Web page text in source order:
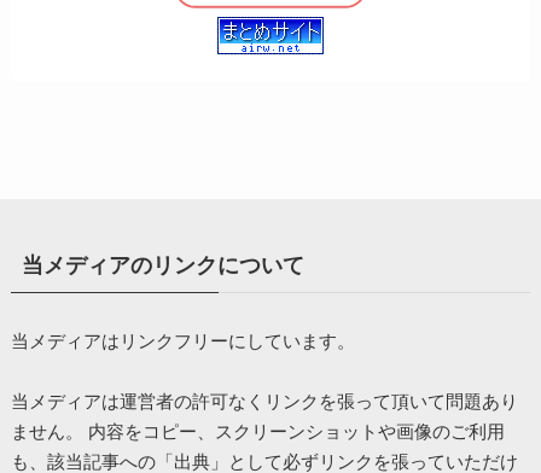
当メディアのリンクについて
当メディアはリンクフリーにしています。
当メディアは運営者の許可なくリンクを張って頂いて問題あり
ません。 内容をコピー、スクリーンショットや画像のご利用
も、該当記事への「出典」として必ずリンクを張っていただけ